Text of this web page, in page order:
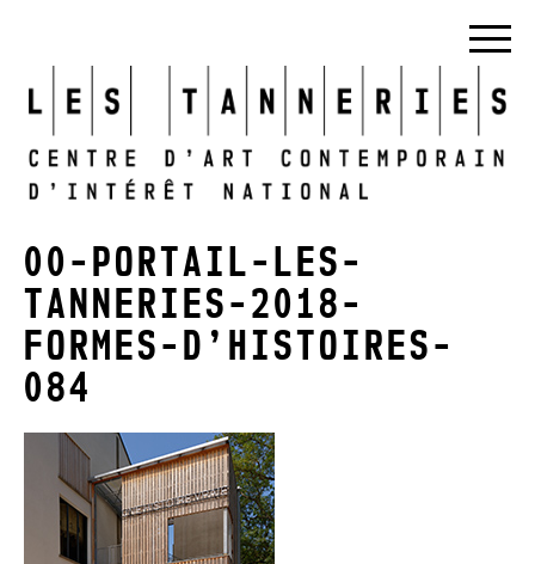
00-PORTAIL-LES-
TANNERIES-2018-
FORMES-D’HISTOIRES-
084